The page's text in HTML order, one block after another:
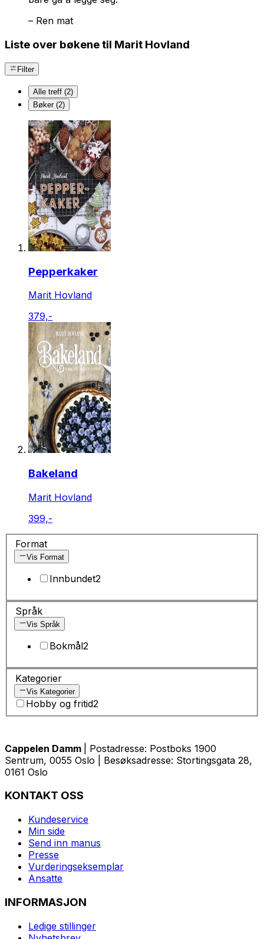
– Ren mat
Liste over bøkene til Marit Hovland
Filter
Alle treff (2)
Bøker (2)
Pepperkaker
Marit Hovland
379,-
Bakeland
Marit Hovland
399,-
Format
Vis Format
Innbundet2
Språk
Vis Språk
Bokmål2
Kategorier
Vis Kategorier
Hobby og fritid2
Cappelen Damm
| Postadresse: Postboks 1900
Sentrum, 0055 Oslo | Besøksadresse: Stortingsgata 28,
0161 Oslo
KONTAKT OSS
Kundeservice
Min side
Send inn manus
Presse
Vurderingseksemplar
Ansatte
INFORMASJON
Ledige stillinger